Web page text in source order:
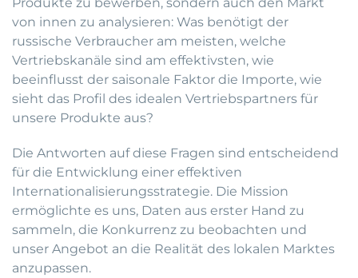
Produkte zu bewerben, sondern auch den Markt
von innen zu analysieren: Was benötigt der
russische Verbraucher am meisten, welche
Vertriebskanäle sind am effektivsten, wie
beeinflusst der saisonale Faktor die Importe, wie
sieht das Profil des idealen Vertriebspartners für
unsere Produkte aus?
Die Antworten auf diese Fragen sind entscheidend
für die Entwicklung einer effektiven
Internationalisierungsstrategie. Die Mission
ermöglichte es uns, Daten aus erster Hand zu
sammeln, die Konkurrenz zu beobachten und
unser Angebot an die Realität des lokalen Marktes
anzupassen.